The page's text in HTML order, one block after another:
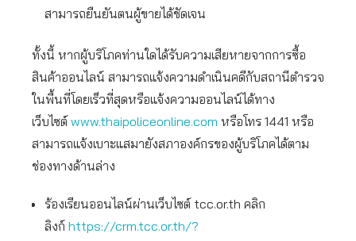
สามารถยืนยันตนผู้ขายได้ชัดเจน
ทั้งนี้ หากผู้บริโภคท่านใดได้รับความเสียหายจากการซื้อ
สินค้าออนไลน์ สามารถแจ้งความดำเนินคดีกับสถานีตำรวจ
ในพื้นที่โดยเร็วที่สุดหรือแจ้งความออนไลน์ได้ทาง
เว็บไซต์ www.thaipoliceonline.com หรือโทร 1441 หรือ
สามารถแจ้งเบาะแสมายังสภาองค์กรของผู้บริโภคได้ตาม
ช่องทางด้านล่าง
ร้องเรียนออนไลน์ผ่านเว็บไซต์ tcc.or.th คลิก
ลิงก์ https://crm.tcc.or.th/?